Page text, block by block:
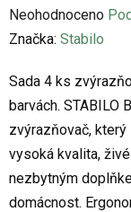
Průměrné
hodnocení
je
0,0
z
5
hvězdiček.
Neohodnoceno
Značka: Stabilo
Sada 4 ks
barvách. STABILO
zvýrazňovač,
vysoká kvalita,
nezbytným
domácnost.